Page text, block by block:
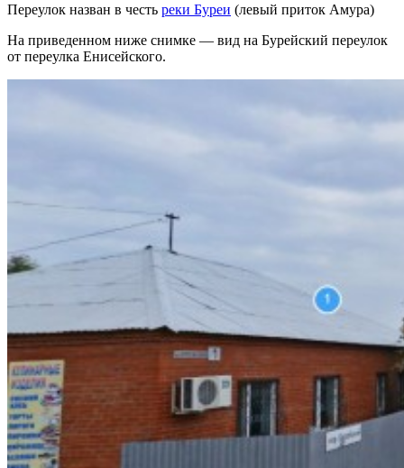
Переулок назван в честь реки Буреи (левый приток Амура)
На приведенном ниже снимке — вид на Бурейский переулок
от переулка Енисейского.